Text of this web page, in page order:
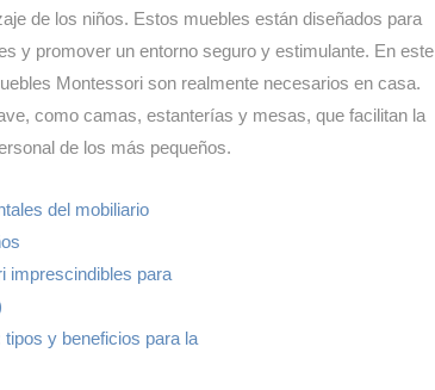
de los niños. Estos muebles están diseñados para
y promover un entorno seguro y estimulante. En este
Montessori son realmente necesarios en casa.
como camas, estanterías y mesas, que facilitan la
de los más pequeños.
del mobiliario
imprescindibles para
y beneficios para la